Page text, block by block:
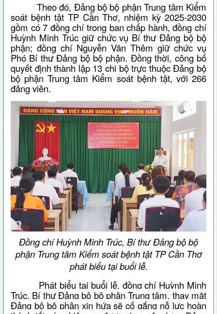
Theo đó, Đảng bộ bộ phận Trung tâm Kiểm
soát bệnh tật TP Cần Thơ, nhiệm kỳ 2025-2030
gồm có 7 đồng chí trong ban chấp hành, đồng chí
Huỳnh Minh Trúc giữ chức vụ Bí thư Đảng bộ bộ
phận; đồng chí Nguyễn Văn Thêm giữ chức vụ
Phó Bí thư Đảng bộ bộ phận. Đồng thời, công bố
quyết định thành lập 13 chi bộ trực thuộc Đảng bộ
bộ phận Trung tâm Kiểm soát bệnh tật, với 266
đảng viên.
Đồng chí Huỳnh Minh Trúc, Bí thư Đảng bộ bộ
phận Trung tâm Kiểm soát bệnh tật TP Cần Thơ
phát biểu tại buổi lễ.
Phát biểu tại buổi lễ, đồng chí Huỳnh Minh
Trúc, Bí thư Đảng bộ bộ phận Trung tâm, thay mặt
Đảng bộ bộ phận xin hứa sẽ cố gắng nỗ lực hoàn